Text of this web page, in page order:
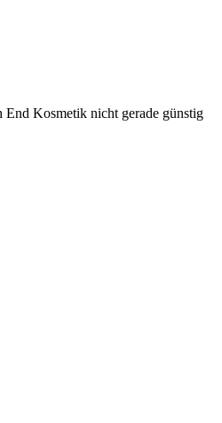
End Kosmetik nicht gerade günstig